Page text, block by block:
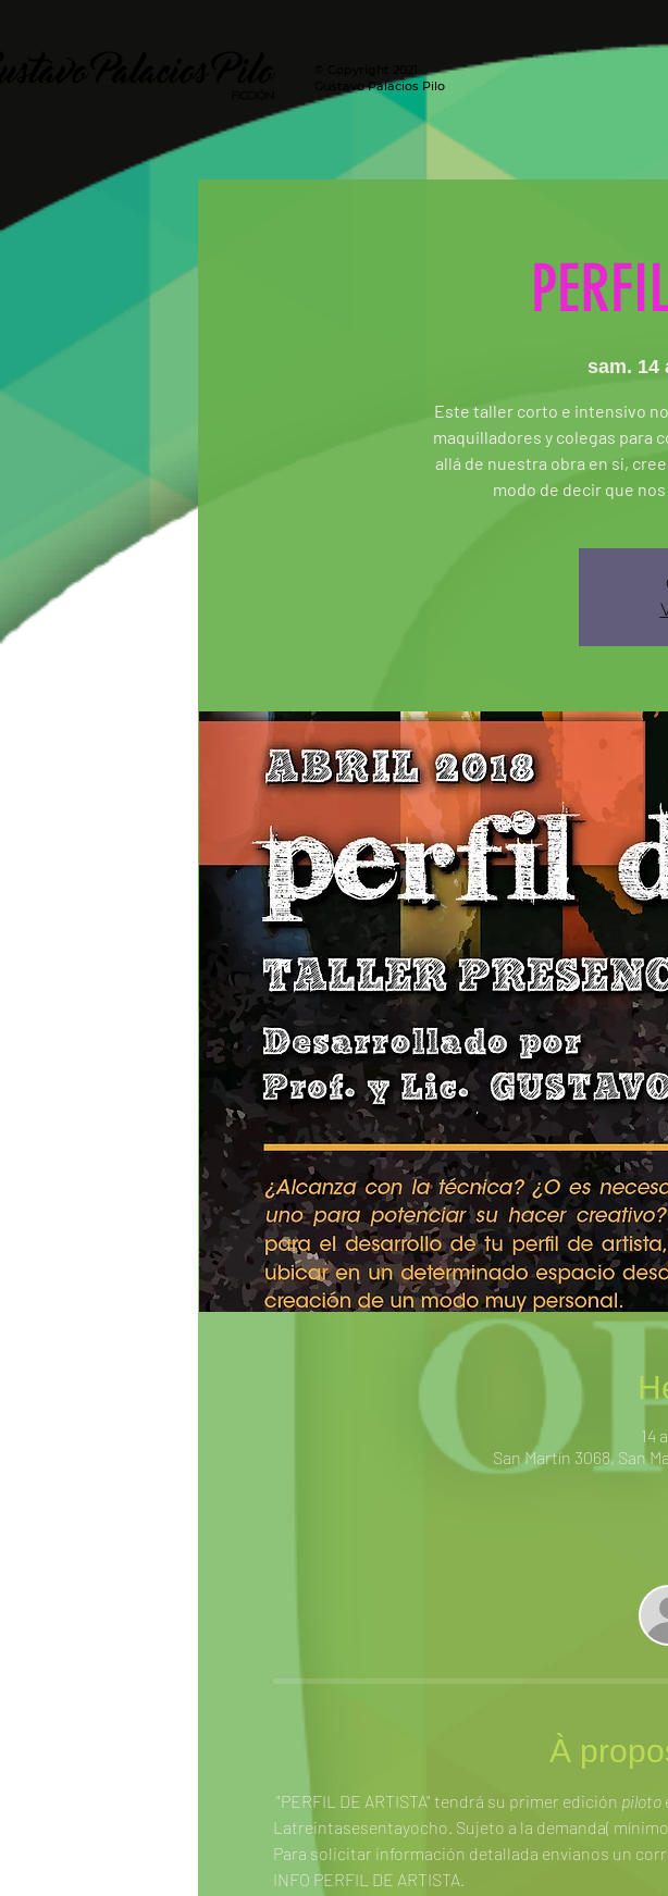
Gustavo Palacios Pilo
sam. 14
Este taller corto e intensivo
maquilladores y colegas para
allá de nuestra obra en sí,
modo de decir que
14
San Martín 3068, San
À
"PERFIL DE ARTISTA" tendrá su primer edición piloto
Latreintasesentayocho. Sujeto a la demanda(
Para solicitar información detallada envianos un
INFO PERFIL DE ARTISTA.